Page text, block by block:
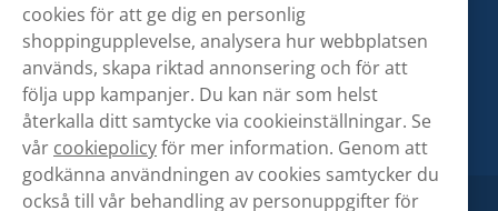
cookies för att ge dig en personlig
shoppingupplevelse, analysera hur webbplatsen
används, skapa riktad annonsering och för att
följa upp kampanjer. Du kan när som helst
återkalla ditt samtycke via cookieinställningar. Se
vår cookiepolicyför mer information. Genom att
godkänna användningen av cookies samtycker du
också till vår behandling av personuppgifter för